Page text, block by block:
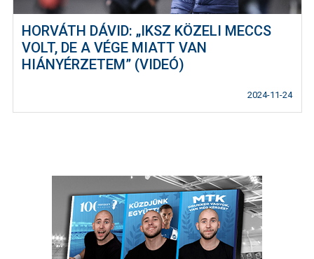
HORVÁTH DÁVID: „IKSZ KÖZELI MECCS
VOLT, DE A VÉGE MIATT VAN
HIÁNYÉRZETEM” (VIDEÓ)
2024-11-24